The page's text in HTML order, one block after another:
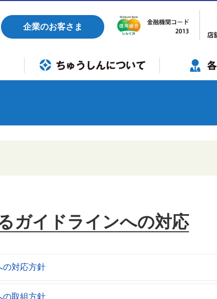
企業のお客さま
ガイドラインへの対応
対応方針
取組方針